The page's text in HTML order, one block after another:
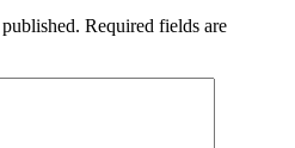
Required fields are